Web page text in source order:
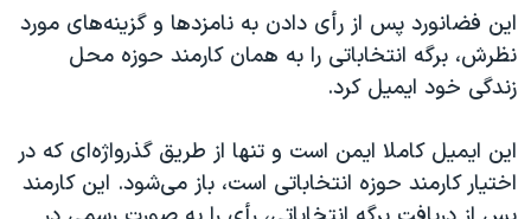
این فضانورد پس از رأی دادن به نامزدها و گزینه‌های مورد
نظرش، برگه انتخاباتی را به همان کارمند حوزه محل
زندگی خود ایمیل کرد.
این ایمیل کاملا ایمن است و تنها از طریق گذرواژه‌ای که در
اختیار کارمند حوزه انتخاباتی است، باز می‌شود. این کارمند